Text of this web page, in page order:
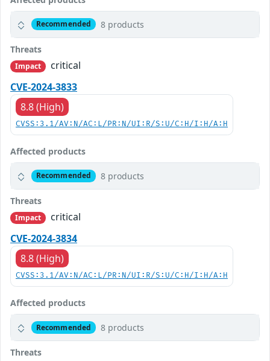
Recommended 8 products
Threats
Impact
critical
CVE-2024-3833
8.8 (High)
CVSS:3.1/AV:N/AC:L/PR:N/UI:R/S:U/C:H/I:H/A:H
Affected products
Recommended 8 products
Threats
Impact
critical
CVE-2024-3834
8.8 (High)
CVSS:3.1/AV:N/AC:L/PR:N/UI:R/S:U/C:H/I:H/A:H
Affected products
Recommended 8 products
Threats